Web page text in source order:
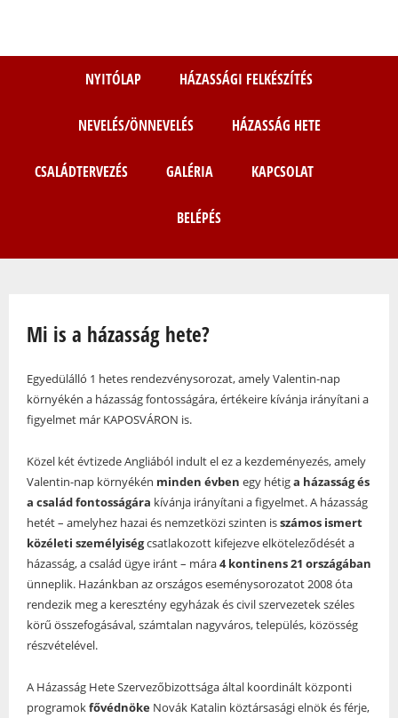
NYITÓLAP HÁZASSÁGI FELKÉSZÍTÉS
NEVELÉS/ÖNNEVELÉS HÁZASSÁG HETE
CSALÁDTERVEZÉS GALÉRIA KAPCSOLAT
BELÉPÉS
Mi is a házasság hete?
Egyedülálló 1 hetes rendezvénysorozat, amely Valentin-nap
környékén a házasság fontosságára, értékeire kívánja irányítani a
figyelmet már KAPOSVÁRON is.
Közel két évtizede Angliából indult el ez a kezdeményezés, amely
Valentin-nap környékén minden évben egy hétiga házasság és
a család fontosságára kívánja irányítani a figyelmet. A házasság
hetét – amelyhez hazai és nemzetközi szinten isszámos ismert
közéleti személyiségcsatlakozott kifejezve elköteleződését a
házasság, a család ügye iránt – mára4 kontinens 21 országában
ünneplik. Hazánkban az országos eseménysorozatot 2008 óta
rendezik meg a keresztény egyházak és civil szervezetek széles
körű összefogásával, számtalan nagyváros, település, közösség
részvételével.
A Házasság Hete Szervezőbizottsága által koordinált központi
programokfővédnöke Novák Katalin köztársasági elnök és férje,